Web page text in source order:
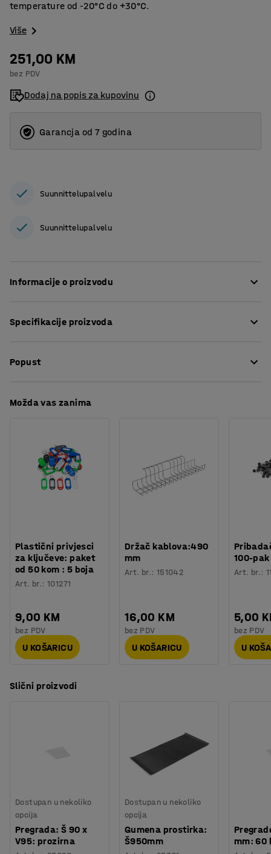
temperature od -20°C do +30°C.
Više
251,00 KM
bez PDV
Dodaj na popis za kupovinu
Garancja od 7 godina
Suunnittelupalvelu
Suunnittelupalvelu
Informacije o proizvodu
okretnim kotačima.
hranu koji podnosi visoke temperature.
Specifikacije proizvoda
Širina:
Težina: 2,01 kg
Popust
Možda vas zanima
Plastični privjesci
za ključeve: paket
od 50 kom : 5 boja
Art. br.:101271
9,00 KM
bez PDV
U KOŠARICU
Držač kablova:490
mm
Art. br.: 151042
16,00 KM
bez PDV
U KOŠARICU
100-pak
Art. br.:
5,00
bez PDV
U
Slični proizvodi
Dostupan u nekoliko
opcija
Pregrada: Š 90 x
V95: prozirna
Dostupan u nekoliko
opcija
Gumena prostirka:
Š950mm
mm: 60